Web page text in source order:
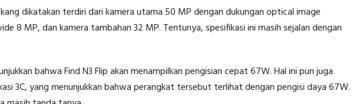
dikatakan terdiri dari kamera utama 50 MP dengan dukungan optical image
8 MP, dan kamera tambahan 32 MP. Tentunya, spesifikasi ini masih sejalan dengan
bahwa Find N3 Flip akan menampilkan pengisian cepat 67W. Hal ini pun juga
3C, yang menunjukkan bahwa perangkat tersebut terlihat dengan pengisi daya 67W.